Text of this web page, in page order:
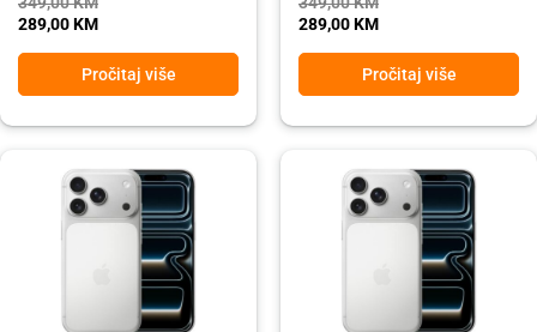
289,00KM
Pročitaj više
289,00KM
Pročitaj više